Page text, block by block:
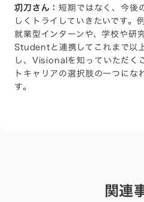
㓛刀さん：短期ではなく、今後
しくトライしていきたいです。
就業型インターンや、学校や
Studentと連携してこれまで以
し、Visionalを知っていただく
トキャリアの選択肢の一つにな
す。
関連